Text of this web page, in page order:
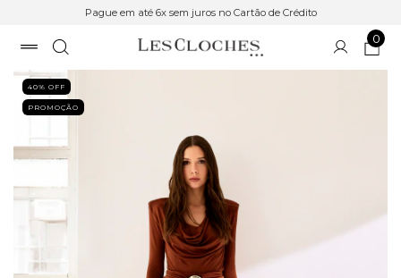
Pague em até 6x sem juros no Cartão de Crédito
0
40% OFF
PROMOÇÃO